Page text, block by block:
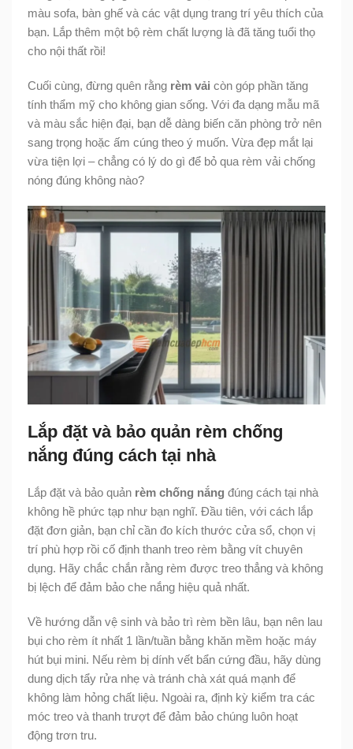
màu sofa, bàn ghế và các vật dụng trang trí yêu thích của
bạn. Lắp thêm một bộ rèm chất lượng là đã tăng tuổi thọ
cho nội thất rồi!
Cuối cùng, đừng quên rằng rèm vải còn góp phần tăng
tính thẩm mỹ cho không gian sống. Với đa dạng mẫu mã
và màu sắc hiện đại, bạn dễ dàng biến căn phòng trở nên
sang trọng hoặc ấm cúng theo ý muốn. Vừa đẹp mắt lại
vừa tiện lợi – chẳng có lý do gì để bỏ qua rèm vải chống
nóng đúng không nào?
Lắp đặt và bảo quản rèm chống
nắng đúng cách tại nhà
Lắp đặt và bảo quản rèm chống nắng đúng cách tại nhà
không hề phức tạp như bạn nghĩ. Đầu tiên, với cách lắp
đặt đơn giản, bạn chỉ cần đo kích thước cửa sổ, chọn vị
trí phù hợp rồi cố định thanh treo rèm bằng vít chuyên
dụng. Hãy chắc chắn rằng rèm được treo thẳng và không
bị lệch để đảm bảo che nắng hiệu quả nhất.
Về hướng dẫn vệ sinh và bảo trì rèm bền lâu, bạn nên lau
bụi cho rèm ít nhất 1 lần/tuần bằng khăn mềm hoặc máy
hút bụi mini. Nếu rèm bị dính vết bẩn cứng đầu, hãy dùng
dung dịch tẩy rửa nhẹ và tránh chà xát quá mạnh để
không làm hỏng chất liệu. Ngoài ra, định kỳ kiểm tra các
móc treo và thanh trượt để đảm bảo chúng luôn hoạt
động trơn tru.